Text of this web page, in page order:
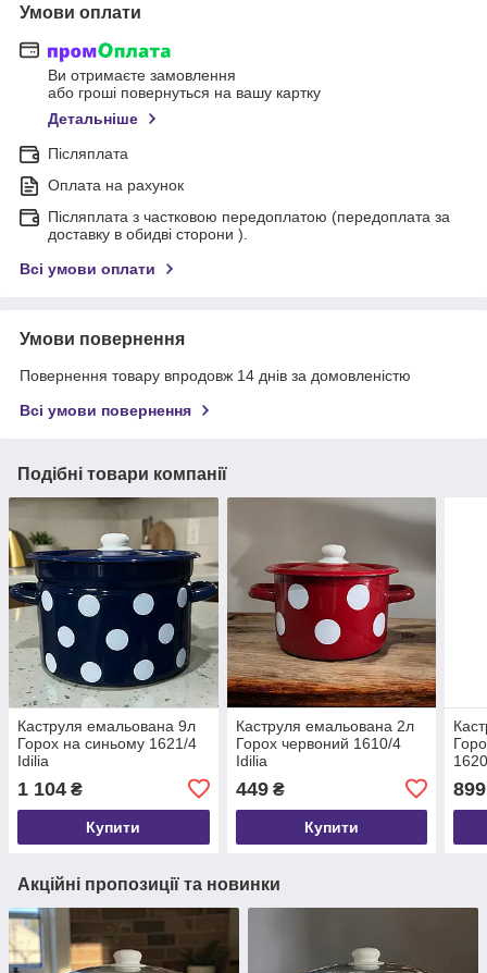
Умови оплати
Ви отримаєте замовлення
або гроші повернуться на вашу картку
Детальніше
Післяплата
Оплата на рахунок
Післяплата з частковою передоплатою (передоплата за
доставку в обидві сторони ).
Всі умови оплати
Умови повернення
Повернення товару впродовж 14 днів за домовленістю
Всі умови повернення
Подібні товари компанії
Каструля емальована 9л
Горох на синьому 1621/4
Idilia
1 104 ₴
Купити
Каструля емальована 2л
Горох червоний 1610/4
Idilia
449₴
Купити
899
Акційні пропозиції та новинки